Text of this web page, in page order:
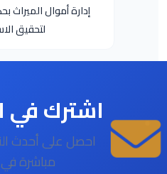
إدارة أموال
لتحقيق
اشترك في
احصل على أحدث
مباشرة في